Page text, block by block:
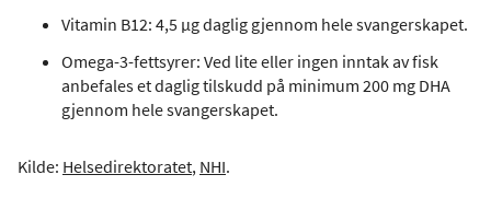
Vitamin B12: 4,5 µg daglig gjennom hele svangerskapet.
Omega-3-fettsyrer: Ved lite eller ingen inntak av fisk
anbefales et daglig tilskudd på minimum 200 mg DHA
gjennom hele svangerskapet.
Kilde: Helsedirektoratet, NHI.